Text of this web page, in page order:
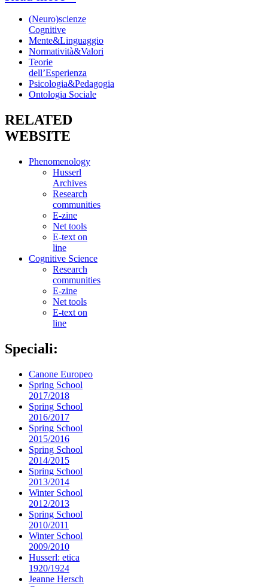
(Neuro)scienze
Cognitive
Mente&Linguaggio
Normatività&Valori
Teorie
dell’Esperienza
Psicologia&Pedagogia
Ontologia Sociale
RELATED
WEBSITE
Phenomenology
Husserl
Archives
Research
communities
E-zine
Net tools
E-text on
line
Cognitive Science
Research
communities
E-zine
Net tools
E-text on
line
Speciali:
Canone Europeo
Spring School
2017/2018
Spring School
2016/2017
Spring School
2015/2016
Spring School
2014/2015
Spring School
2013/2014
Winter School
2012/2013
Spring School
2010/2011
Winter School
2009/2010
Husserl: etica
1920/1924
Jeanne Hersch